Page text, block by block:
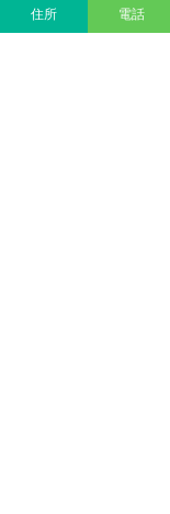
金沢 貴金属 買取
金沢市 貴金属 買取
住所 電話